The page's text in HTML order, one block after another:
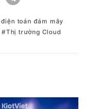
toán đám mây
Thị trường Cloud